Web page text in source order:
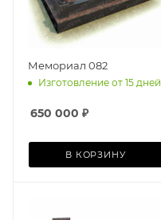
Мемориал 082
Изготовление от 15 дней
650 000 ₽
В КОРЗИНУ